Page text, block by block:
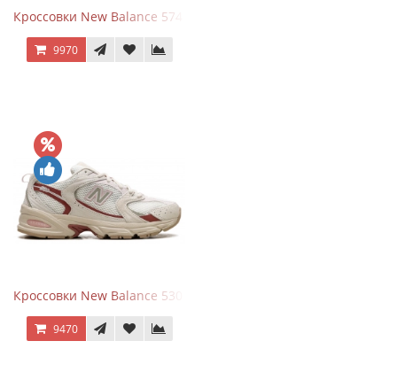
Кроссовки New Balance 574 Silver Summer Fog
9970
Кроссовки New Balance 530 Festival Pack Clay
9470